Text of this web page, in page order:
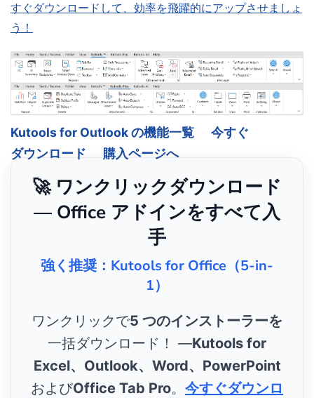
すぐダウンロードして、効率を飛躍的にアップさせましょ
う！
Kutools for Outlook の機能一覧
今すぐ
ダウンロード
購入ページへ
🚀 ワンクリックダウンロード
— Office アドインをすべて入
手
強く推奨：Kutools for Office（5-in-
1）
ワンクリックで5 つのインストーラーを
一括ダウンロード！ ―Kutools for
Excel、Outlook、Word、PowerPoint
およびOffice Tab Pro。 今すぐダウンロ